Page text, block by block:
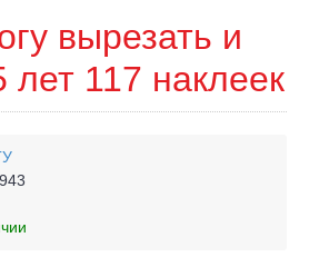
вырезать и
лет 117 наклеек